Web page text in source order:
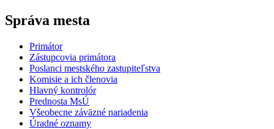
Správa mesta
Primátor
Zástupcovia primátora
Poslanci mestského zastupiteľstva
Komisie a ich členovia
Hlavný kontrolór
Prednosta MsÚ
Všeobecne záväzné nariadenia
Úradné oznamy